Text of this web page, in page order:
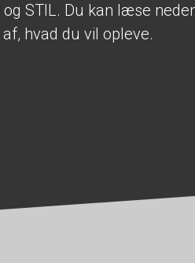
og STIL. Du kan læse
hvad du vil opleve.